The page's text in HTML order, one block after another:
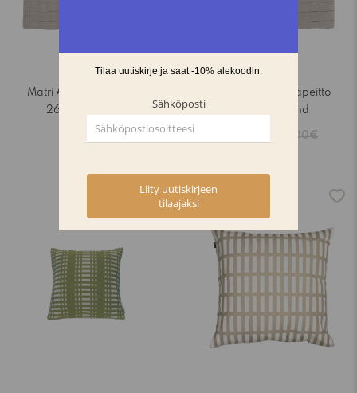
Matri Aava päiväpeitto
260x260 sand
200,00€
Matri Aava päiväpeitto
160x260 sand
125,00€
-15%